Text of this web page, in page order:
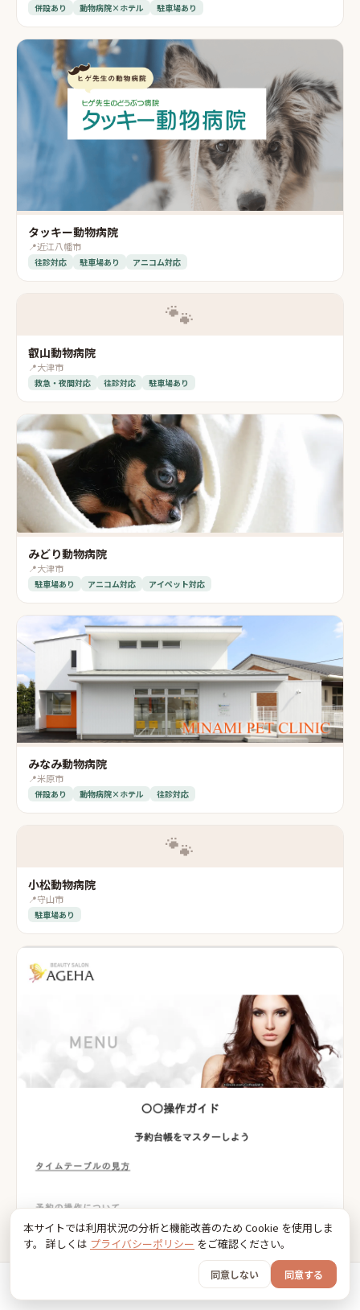
併設あり 動物病院×ホテル 駐車場あり
タッキー動物病院
📍近江八幡市
往診対応 駐車場あり アニコム対応
🐾
叡山動物病院
📍大津市
救急・夜間対応 往診対応 駐車場あり
みどり動物病院
📍大津市
駐車場あり アニコム対応 アイペット対応
みなみ動物病院
📍米原市
併設あり 動物病院×ホテル 往診対応
🐾
小松動物病院
📍守山市
駐車場あり
本サイトでは利用状況の分析と機能改善のため Cookie を使用しま
す。 詳しくは プライバシーポリシー をご確認ください。
同意しない 同意する